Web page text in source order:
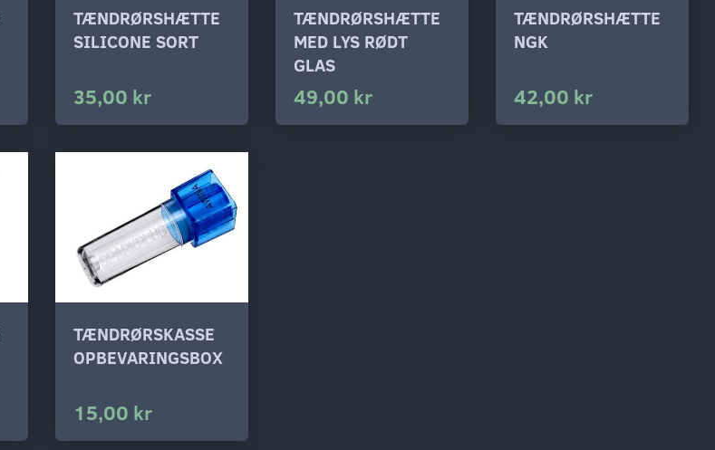
TÆNDRØRSHÆTTE
SILICONE SORT
35,00 kr
TÆNDRØRSHÆTTE
MED LYS RØDT
GLAS
49,00 kr
TÆNDRØRSHÆTTE
NGK
42,00 kr
TÆNDRØRSKASSE
OPBEVARINGSBOX
15,00 kr